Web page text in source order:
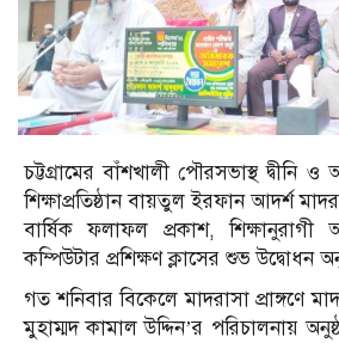
চট্টগ্রামের বাঁশখালী পৌরসভাস্থ দ্বীনি
শিক্ষাপ্রতিষ্ঠান বায়তুল ইরফান আদর্শ
বার্ষিক ফলাফল প্রকাশ,
কম্পিউটার প্রশিক্ষণ ক্লাসের শুভ উদ্বোধন
গত শনিবার বিকেলে মাদরাসা প্রাঙ্গণে
মুহাম্মদ কামাল উদ্দিন’র পরিচালনায়